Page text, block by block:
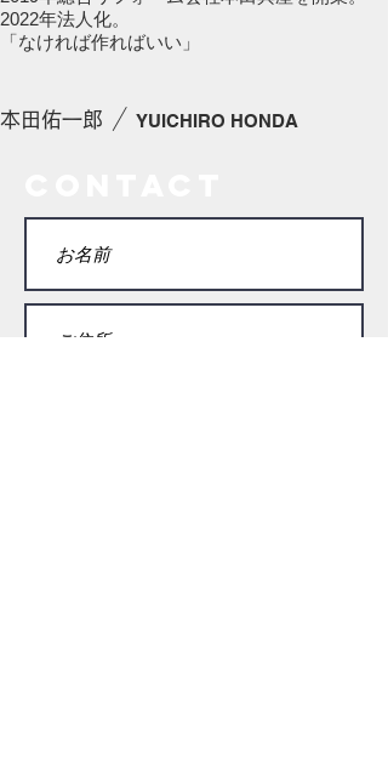
2022年法人化。
「なければ作ればいい」
本田佑一郎 / YUICHIRO HONDA